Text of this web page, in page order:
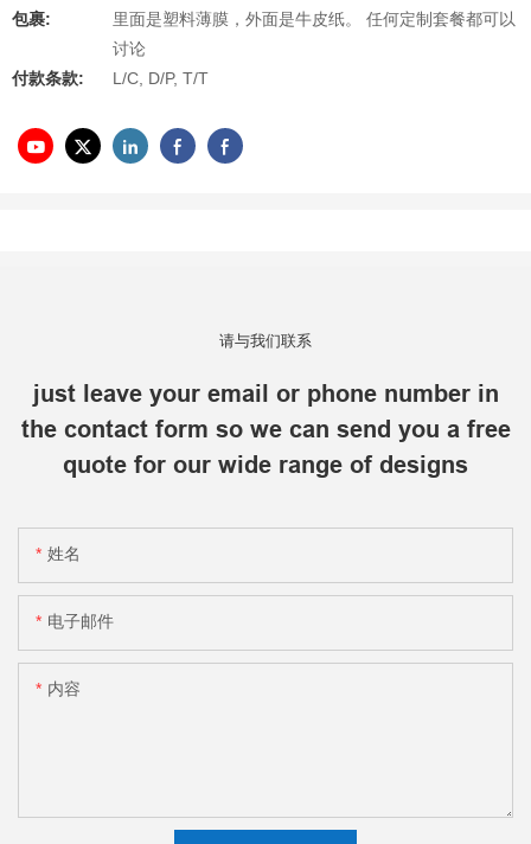
包裹:
里面是塑料薄膜，外面是牛皮纸。 任何定制套餐都可以
讨论
付款条款:
L/C, D/P, T/T
请与我们联系
just leave your email or phone number in
the contact form so we can send you a free
quote for our wide range of designs
姓名
电子邮件
内容